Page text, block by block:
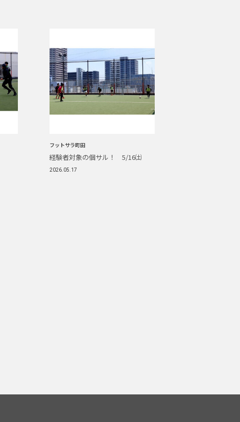
フットサラ町田
経験者対象の個サル！ 5/16㈯
2026.05.17